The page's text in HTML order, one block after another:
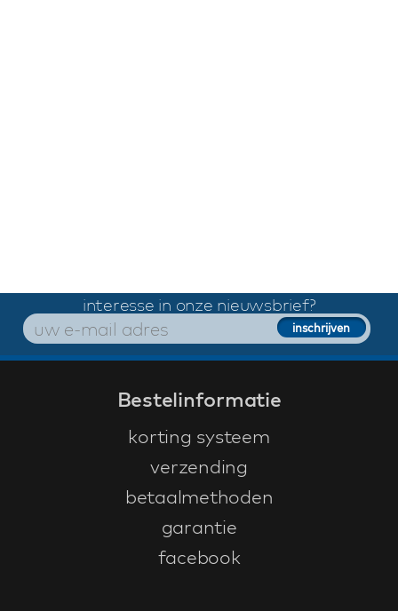
interesse in onze nieuwsbrief?
Bestelinformatie
korting systeem
verzending
betaalmethoden
garantie
facebook